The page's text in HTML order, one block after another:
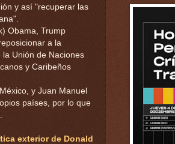
y así "recuperar las
Obama, Trump
a la
Unión de Naciones
y Caribeños
y Juan Manuel
países, por lo que
exterior de Donald